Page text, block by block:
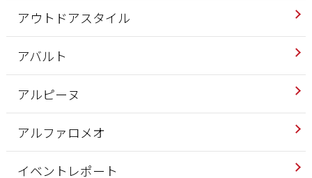
アウトドアスタイル
アバルト
アルピーヌ
アルファロメオ
イベントレポート